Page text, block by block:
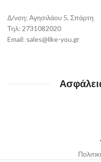
Δ/νση: Αγησιλάου 5, Σπάρτη
Τηλ: 2731082020
Email: sales@like-you.gr